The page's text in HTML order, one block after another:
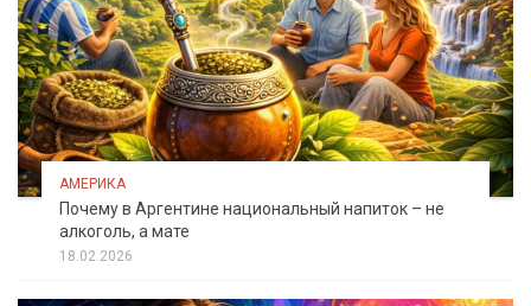
АМЕРИКА
Почему в Аргентине национальный напиток – не
алкоголь, а мате
18.02.2026